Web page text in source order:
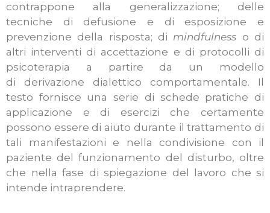
contrappone alla generalizzazione; delle
tecniche di defusione e di esposizione e
prevenzione della risposta; di mindfulness o di
altri interventi di accettazione e di protocolli di
psicoterapia a partire da un modello
di derivazione dialettico comportamentale. Il
testo fornisce una serie di schede pratiche di
applicazione e di esercizi che certamente
possono essere di aiuto durante il trattamento di
tali manifestazioni e nella condivisione con il
paziente del funzionamento del disturbo, oltre
che nella fase di spiegazione del lavoro che si
intende intraprendere.